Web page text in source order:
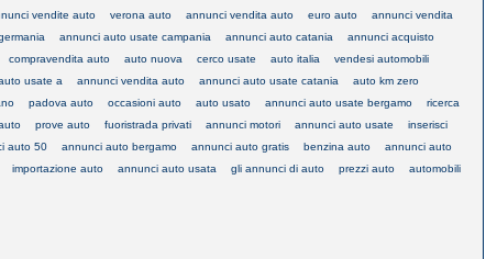
vendite auto verona auto annunci vendita auto euro auto
annunci vendita
annunci auto usate campania annunci auto catania
annunci acquisto
compravendita auto auto nuova cerco usate auto italia
vendesi automobili
usate a annunci vendita auto annunci auto usate catania
auto km zero
padova auto occasioni auto auto usato annunci auto usate bergamo
ricerca
prove auto fuoristrada privati annunci motori annunci auto usate
inserisci
auto 50 annunci auto bergamo annunci auto gratis benzina auto
annunci auto
importazione auto annunci auto usata gli annunci di auto prezzi auto
automobili